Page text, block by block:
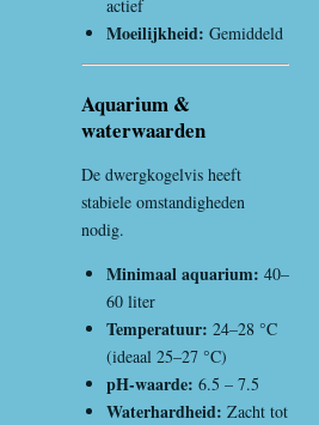
actief
Moeilijkheid: Gemiddeld
Aquarium &
waterwaarden
De dwergkogelvis heeft
stabiele omstandigheden
nodig.
Minimaal aquarium: 40–
60 liter
Temperatuur: 24–28 °C
(ideaal 25–27 °C)
pH-waarde: 6.5 – 7.5
Waterhardheid: Zacht tot